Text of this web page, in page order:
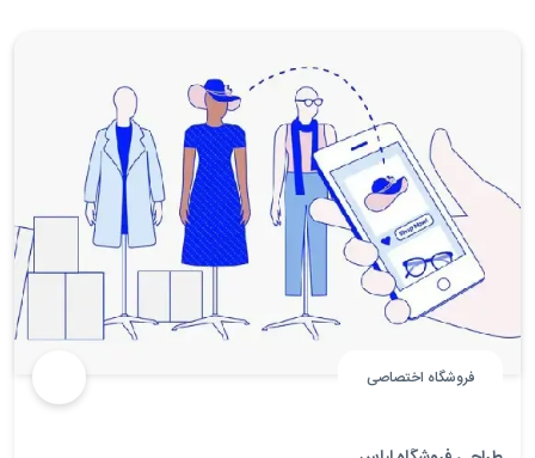
فروشگاه اختصاصی